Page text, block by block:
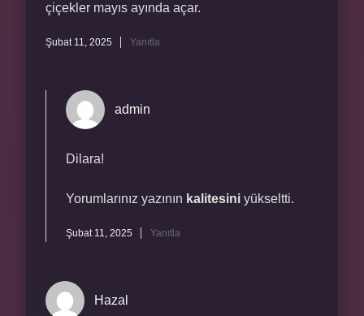
çiçekler mayıs ayında açar.
Şubat 11, 2025 Yanıtla
admin
Dilara!
Yorumlarınız yazının kalitesini yükseltti.
Şubat 11, 2025 Yanıtla
Hazal